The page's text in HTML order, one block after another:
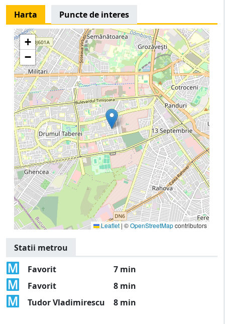
Harta Puncte de interes
+
−
Leaflet | ©OpenStreetMapcontributors
Statii metrou
Favorit
7 min
Favorit
8 min
Tudor Vladimirescu
8 min